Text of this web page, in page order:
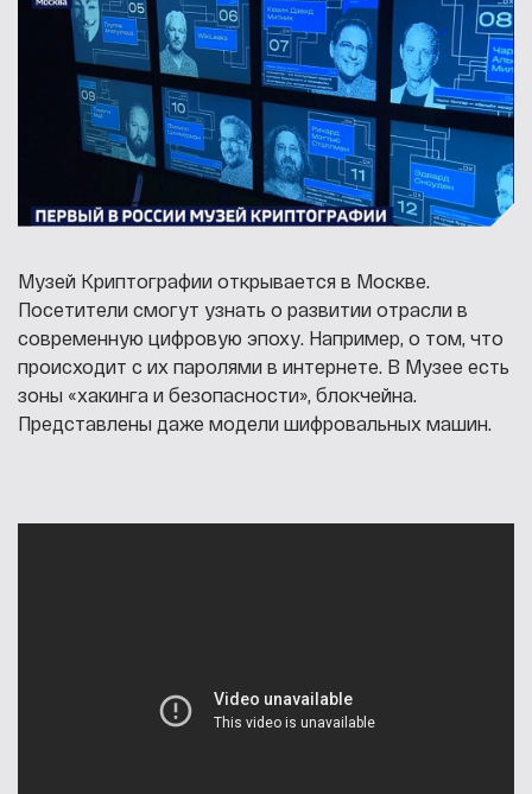
Музей Криптографии открывается в Москве.
Посетители смогут узнать о развитии отрасли в
современную цифровую эпоху. Например, о том, что
происходит с их паролями в интернете. В Музее есть
зоны «хакинга и безопасности», блокчейна.
Представлены даже модели шифровальных машин.